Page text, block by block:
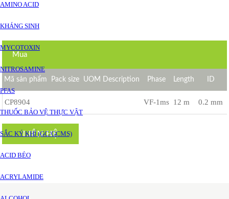
AMINO ACID
KHÁNG SINH
MYCOTOXIN
NITROSAMINE
PFAS
THUỐC BẢO VỆ THỰC VẬT
SẮC KÝ KHÍ (GC/GCMS)
ACID BÉO
ACRYLAMIDE
Mua
Mã sản phẩm Pack size UOM Description Phase Length ID
CP8904 VF-1ms 12 m 0.2 mm
LIÊN HỆ